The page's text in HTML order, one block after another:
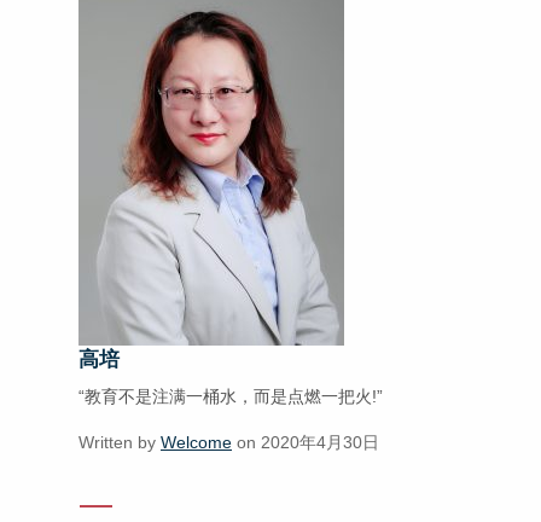
高培
“教育不是注满一桶水，而是点燃一把火!”
Written by Welcome on 2020年4月30日